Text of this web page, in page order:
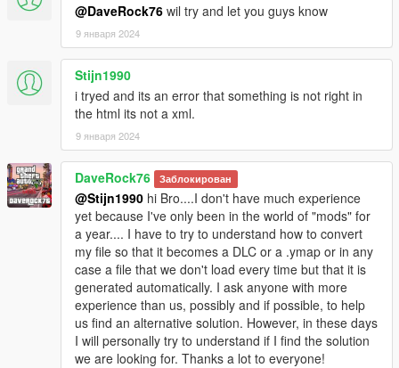
@DaveRock76 wil try and let you guys know
9 января 2024
Stijn1990
i tryed and its an error that something is not right in
the html its not a xml.
9 января 2024
DaveRock76 Заблокирован
@Stijn1990 hi Bro....I don't have much experience
yet because I've only been in the world of "mods" for
a year.... I have to try to understand how to convert
my file so that it becomes a DLC or a .ymap or in any
case a file that we don't load every time but that it is
generated automatically. I ask anyone with more
experience than us, possibly and if possible, to help
us find an alternative solution. However, in these days
I will personally try to understand if I find the solution
we are looking for. Thanks a lot to everyone!